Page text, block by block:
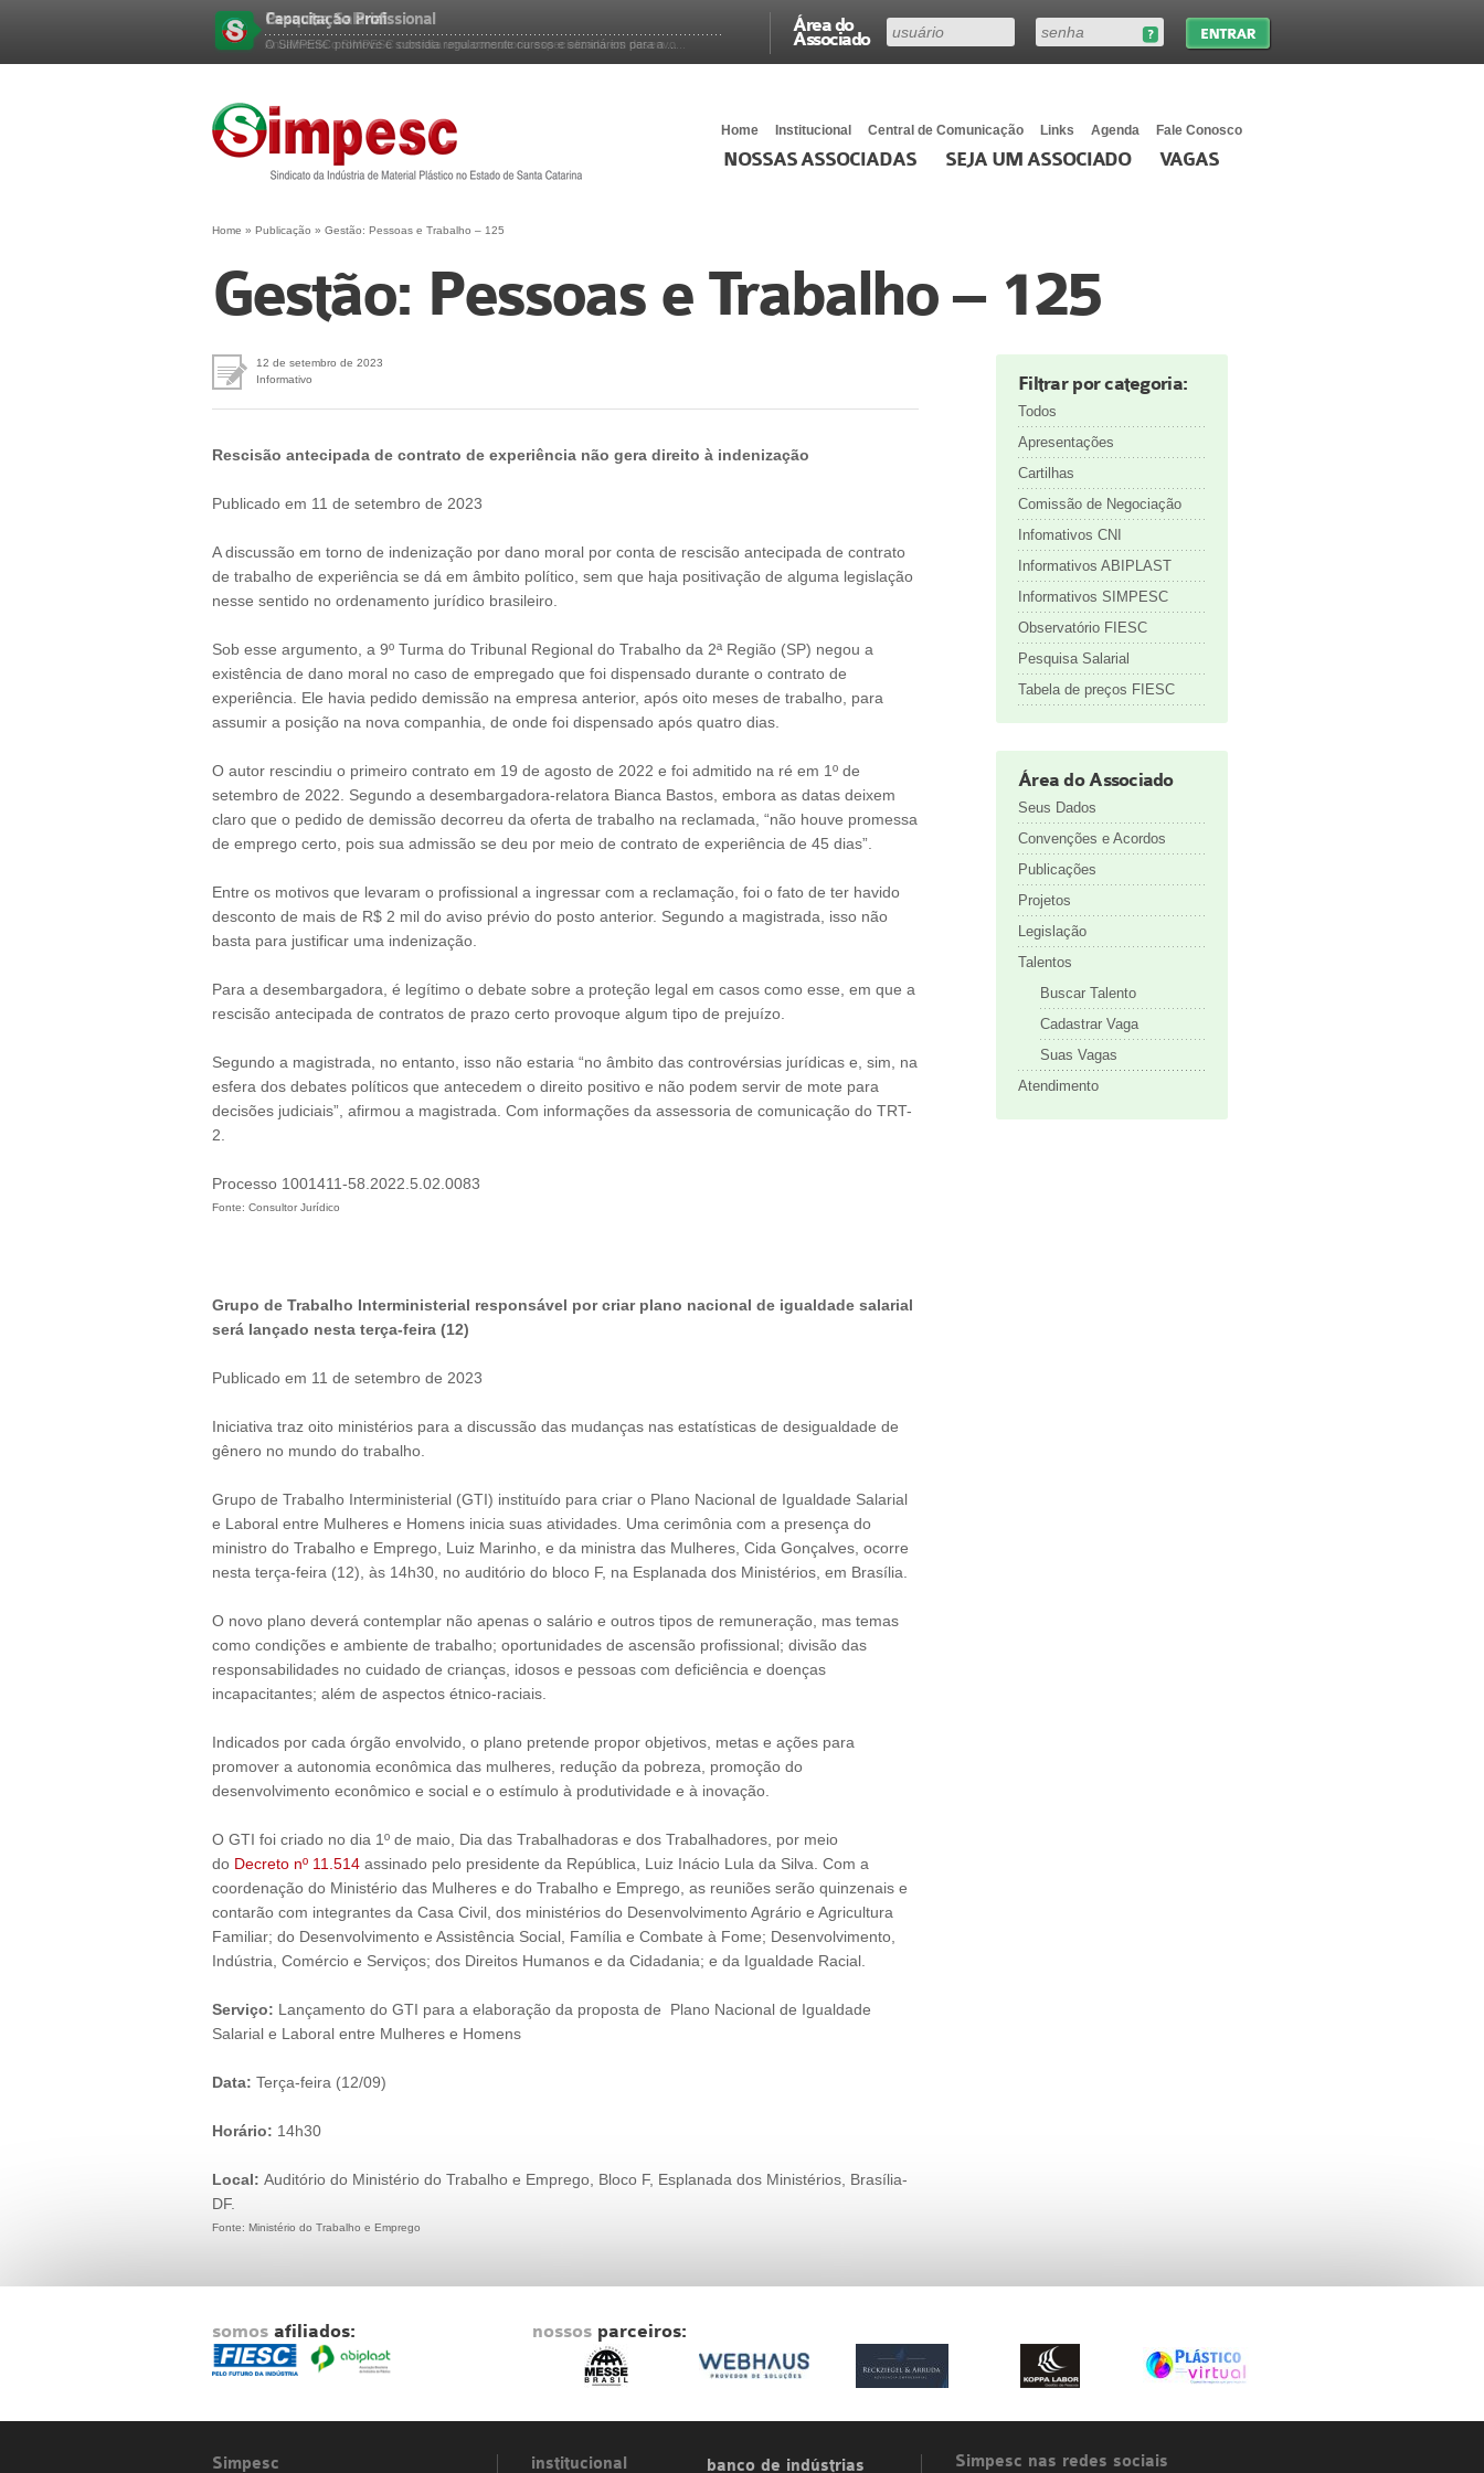
Área do
Associado
Pesquisa Salarial
Anualmente o SIMPESC contrata uma consultoria especializada em desenvo...
Capacitação Profissional
O SIMPESC promove e subsidia regularmente cursos e seminários para a ...
Home Institucional Central de Comunicação Links Agenda Fale Conosco
NOSSAS ASSOCIADAS SEJA UM ASSOCIADO VAGAS
Home » Publicação » Gestão: Pessoas e Trabalho – 125
Gestão: Pessoas e Trabalho – 125
12 de setembro de 2023
Informativo
Rescisão antecipada de contrato de experiência não gera direito à indenização
Publicado em 11 de setembro de 2023
A discussão em torno de indenização por dano moral por conta de rescisão antecipada de contrato
de trabalho de experiência se dá em âmbito político, sem que haja positivação de alguma legislação
nesse sentido no ordenamento jurídico brasileiro.
Sob esse argumento, a 9º Turma do Tribunal Regional do Trabalho da 2ª Região (SP) negou a
existência de dano moral no caso de empregado que foi dispensado durante o contrato de
experiência. Ele havia pedido demissão na empresa anterior, após oito meses de trabalho, para
assumir a posição na nova companhia, de onde foi dispensado após quatro dias.
O autor rescindiu o primeiro contrato em 19 de agosto de 2022 e foi admitido na ré em 1º de
setembro de 2022. Segundo a desembargadora-relatora Bianca Bastos, embora as datas deixem
claro que o pedido de demissão decorreu da oferta de trabalho na reclamada, “não houve promessa
de emprego certo, pois sua admissão se deu por meio de contrato de experiência de 45 dias”.
Entre os motivos que levaram o profissional a ingressar com a reclamação, foi o fato de ter havido
desconto de mais de R$ 2 mil do aviso prévio do posto anterior. Segundo a magistrada, isso não
basta para justificar uma indenização.
Para a desembargadora, é legítimo o debate sobre a proteção legal em casos como esse, em que a
rescisão antecipada de contratos de prazo certo provoque algum tipo de prejuízo.
Segundo a magistrada, no entanto, isso não estaria “no âmbito das controvérsias jurídicas e, sim, na
esfera dos debates políticos que antecedem o direito positivo e não podem servir de mote para
decisões judiciais”, afirmou a magistrada. Com informações da assessoria de comunicação do TRT-
2.
Processo 1001411-58.2022.5.02.0083
Fonte: Consultor Jurídico
Grupo de Trabalho Interministerial responsável por criar plano nacional de igualdade salarial
será lançado nesta terça-feira (12)
Publicado em 11 de setembro de 2023
Iniciativa traz oito ministérios para a discussão das mudanças nas estatísticas de desigualdade de
gênero no mundo do trabalho.
Grupo de Trabalho Interministerial (GTI) instituído para criar o Plano Nacional de Igualdade Salarial
e Laboral entre Mulheres e Homens inicia suas atividades. Uma cerimônia com a presença do
ministro do Trabalho e Emprego, Luiz Marinho, e da ministra das Mulheres, Cida Gonçalves, ocorre
nesta terça-feira (12), às 14h30, no auditório do bloco F, na Esplanada dos Ministérios, em Brasília.
O novo plano deverá contemplar não apenas o salário e outros tipos de remuneração, mas temas
como condições e ambiente de trabalho; oportunidades de ascensão profissional; divisão das
responsabilidades no cuidado de crianças, idosos e pessoas com deficiência e doenças
incapacitantes; além de aspectos étnico-raciais.
Indicados por cada órgão envolvido, o plano pretende propor objetivos, metas e ações para
promover a autonomia econômica das mulheres, redução da pobreza, promoção do
desenvolvimento econômico e social e o estímulo à produtividade e à inovação.
O GTI foi criado no dia 1º de maio, Dia das Trabalhadoras e dos Trabalhadores, por meio
do Decreto nº 11.514 assinado pelo presidente da República, Luiz Inácio Lula da Silva. Com a
coordenação do Ministério das Mulheres e do Trabalho e Emprego, as reuniões serão quinzenais e
contarão com integrantes da Casa Civil, dos ministérios do Desenvolvimento Agrário e Agricultura
Familiar; do Desenvolvimento e Assistência Social, Família e Combate à Fome; Desenvolvimento,
Indústria, Comércio e Serviços; dos Direitos Humanos e da Cidadania; e da Igualdade Racial.
Serviço: Lançamento do GTI para a elaboração da proposta de Plano Nacional de Igualdade
Salarial e Laboral entre Mulheres e Homens
Data: Terça-feira (12/09)
Horário: 14h30
Local: Auditório do Ministério do Trabalho e Emprego, Bloco F, Esplanada dos Ministérios, Brasília-
DF.
Fonte: Ministério do Trabalho e Emprego
Filtrar por categoria:
Todos
Apresentações
Cartilhas
Comissão de Negociação
Infomativos CNI
Informativos ABIPLAST
Informativos SIMPESC
Observatório FIESC
Pesquisa Salarial
Tabela de preços FIESC
Área do Associado
Seus Dados
Convenções e Acordos
Publicações
Projetos
Legislação
Talentos
Buscar Talento
Cadastrar Vaga
Suas Vagas
Atendimento
somos afiliados: nossos parceiros:
Simpesc institucional banco de indústrias Simpesc nas redes sociais